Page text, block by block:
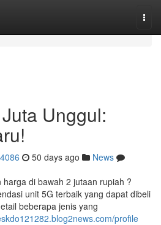
Unggul:
50 days ago
News
di bawah 2 jutaan rupiah ?
unit 5G terbaik yang dapat dibeli
beberapa jenis yang
profile